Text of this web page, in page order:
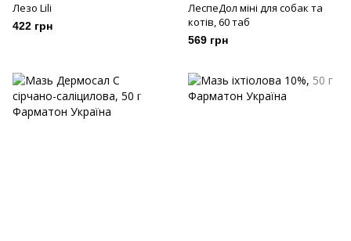
Лезо Lili
422 грн
ЛеспеДол міні для собак та
котів, 60 таб
569 грн